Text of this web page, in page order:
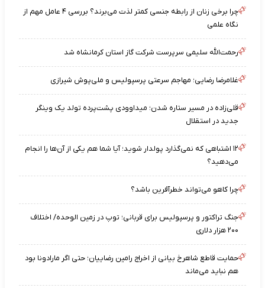
چرا برخی زنان از رابطه جنسی کمتر لذت می‌برند؟ بررسی ۴ عامل مهم از
نگاه علمی
رحمت‌الله سلیمی سرپرست شرکت گاز استان کرمانشاه شد
غلامرضا رضایی؛ مهاجم سرعتی پرسپولیس و ملی‌پوش شیرازی
قلی‌زاده در مسیر ستاره شدن؛ میداوودی پشت‌پرده تولد یک وینگر
جدید در استقلال
۱۲ اشتباهی که نمی‌گذارد پولدار شوید؛ آیا شما هم یکی از آن‌ها را انجام
می‌دهید؟
چرا کاهو می‌تواند خطرآفرین باشد؟
جنگ تراکتور و پرسپولیس برای قربانی؛ توپ در زمین الوحده/ اختلاف
۲۰۰ هزار دلاری
حمایت قاطع شاهرخ بیانی از اخراج رامین رضاییان؛ حتی اگر مارادونا بود
هم نباید می‌ماند